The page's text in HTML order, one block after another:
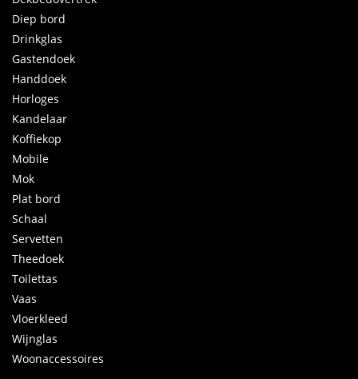
Diep bord
Drinkglas
Gastendoek
Handdoek
Horloges
Kandelaar
Koffiekop
Mobile
Mok
Plat bord
Schaal
Servetten
Theedoek
Toilettas
Vaas
Vloerkleed
Wijnglas
Woonaccessoires